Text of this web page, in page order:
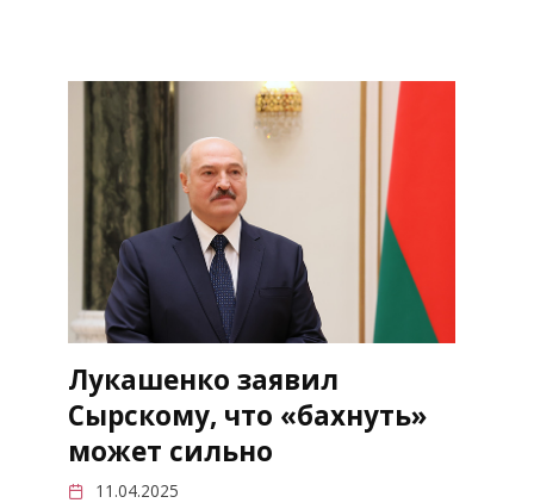
Лукашенко заявил
Сырскому, что «бахнуть»
может сильно
11.04.2025